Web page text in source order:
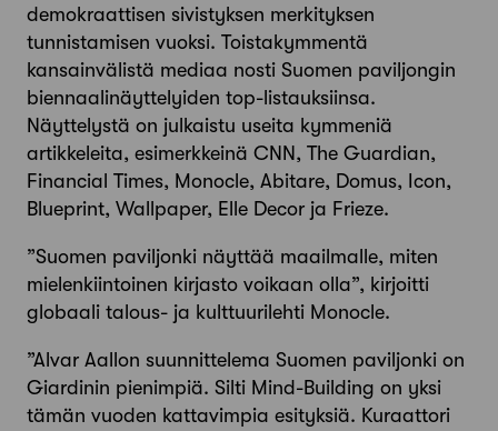
demokraattisen sivistyksen merkityksen
tunnistamisen vuoksi. Toistakymmentä
kansainvälistä mediaa nosti Suomen paviljongin
biennaalinäyttelyiden top-listauksiinsa.
Näyttelystä on julkaistu useita kymmeniä
artikkeleita, esimerkkeinä CNN, The Guardian,
Financial Times, Monocle, Abitare, Domus, Icon,
Blueprint, Wallpaper, Elle Decor ja Frieze.
”Suomen paviljonki näyttää maailmalle, miten
mielenkiintoinen kirjasto voikaan olla”, kirjoitti
globaali talous- ja kulttuurilehti Monocle.
”Alvar Aallon suunnittelema Suomen paviljonki on
Giardinin pienimpiä. Silti Mind-Building on yksi
tämän vuoden kattavimpia esityksiä. Kuraattori